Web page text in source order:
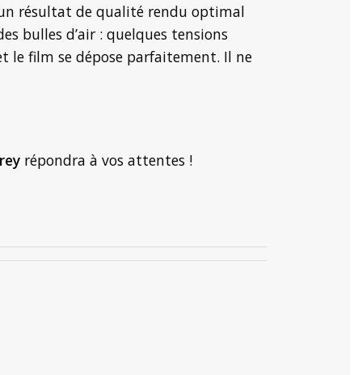
résultat de qualité rendu optimal
bulles d’air : quelques tensions
le film se dépose parfaitement. Il ne
répondra à vos attentes !